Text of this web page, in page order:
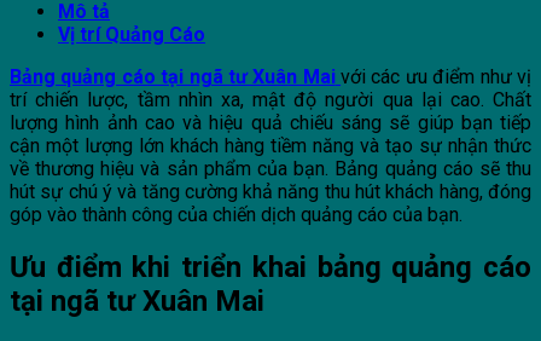
Mô tả
Vị trí Quảng Cáo
Bảng quảng cáo tại ngã tư Xuân Mai với các ưu điểm như vị
trí chiến lược, tầm nhìn xa, mật độ người qua lại cao. Chất
lượng hình ảnh cao và hiệu quả chiếu sáng sẽ giúp bạn tiếp
cận một lượng lớn khách hàng tiềm năng và tạo sự nhận thức
về thương hiệu và sản phẩm của bạn. Bảng quảng cáo sẽ thu
hút sự chú ý và tăng cường khả năng thu hút khách hàng, đóng
góp vào thành công của chiến dịch quảng cáo của bạn.
Ưu điểm khi triển khai bảng quảng cáo
tại ngã tư Xuân Mai